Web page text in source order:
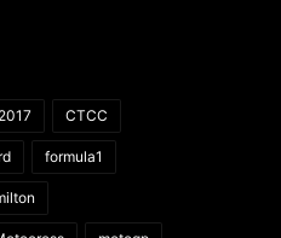
2017 CTCC
formula1